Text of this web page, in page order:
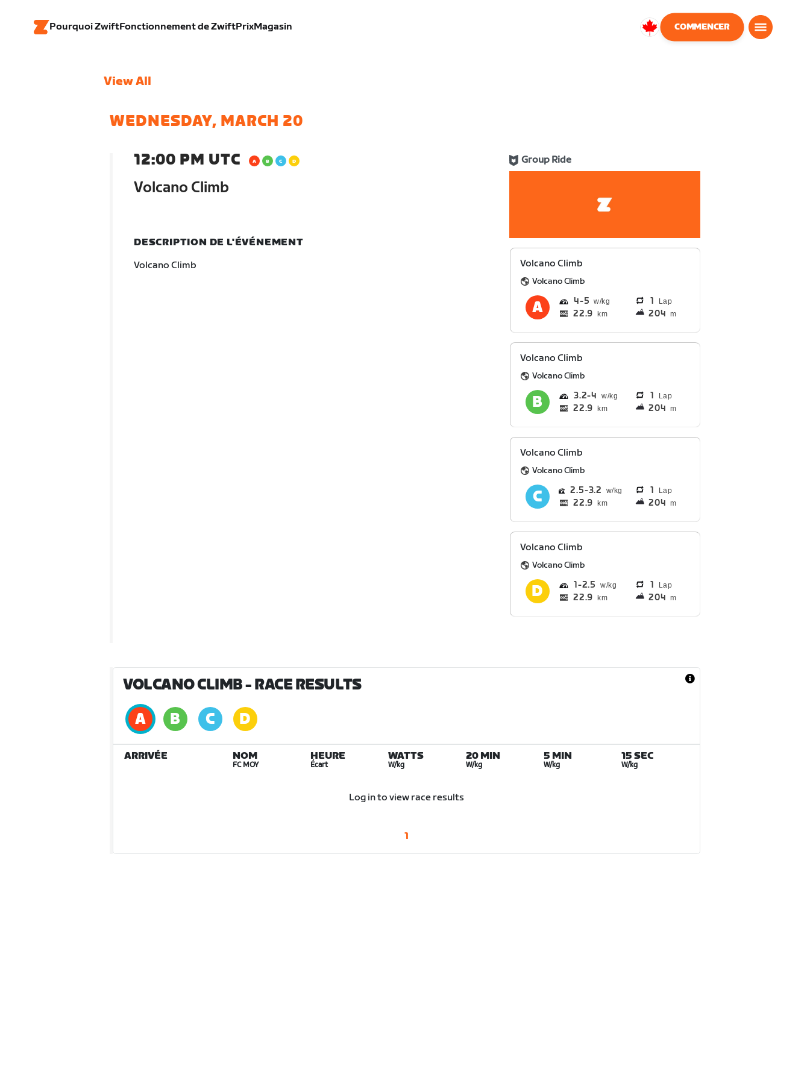
Pourquoi ZwiftFonctionnement de ZwiftPrixMagasin
Canada
COMMENCER
View All
WEDNESDAY, MARCH 20
12:00 PM UTC
Volcano Climb
Group Ride
DESCRIPTION DE L'ÉVÉNEMENT
Volcano Climb
Volcano Climb
Volcano Climb
4 5 1 Lap
22.9 km 204 m
Volcano Climb
Volcano Climb
3.2 4 1 Lap
22.9 km 204 m
Volcano Climb
Volcano Climb
2.5 3.2 1 Lap
22.9 km 204 m
Volcano Climb
Volcano Climb
1 2.5 1 Lap
22.9 km 204 m
VOLCANO CLIMB- RACE RESULTS
ARRIVÉE NOM
FC MOY
HEURE
Écart
WATTS
W/kg
20 MIN
W/kg
5 MIN
W/kg
15 SEC
W/kg
Log in to view race results
1